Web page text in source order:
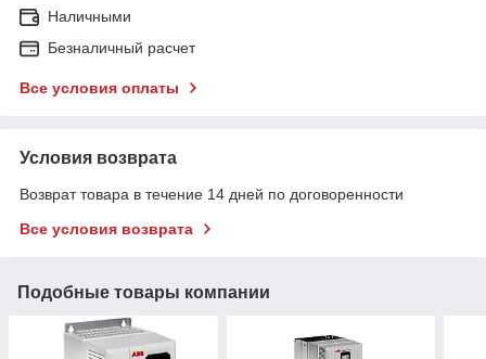
Наличными
Безналичный расчет
Все условия оплаты
Условия возврата
Возврат товара в течение 14 дней по договоренности
Все условия возврата
Подобные товары компании